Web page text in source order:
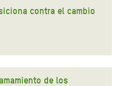
contra el cambio
de los